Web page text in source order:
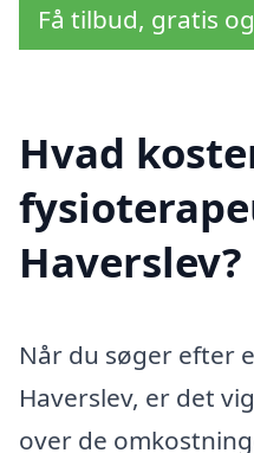
Få tilbud, gratis
Hvad
Haverslev?
Når du søger efter
Haverslev, er det
over de